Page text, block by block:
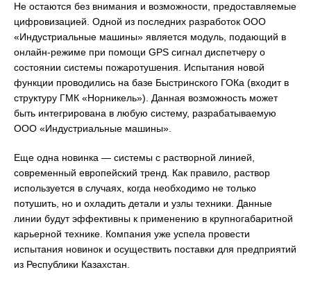
Не остаются без внимания и возможности, предоставляемые
цифровизацией. Одной из последних разработок ООО
«Индустриальные машины» является модуль, подающий в
онлайн-режиме при помощи GPS сигнал диспетчеру о
состоянии системы пожаротушения. Испытания новой
функции проводились на базе Быстринского ГОКа (входит в
структуру ГМК «Норникель»). Данная возможность может
быть интегрирована в любую систему, разрабатываемую
ООО «Индустриальные машины».
Еще одна новинка — системы с растворной линией,
современный европейский тренд. Как правило, раствор
используется в случаях, когда необходимо не только
потушить, но и охладить детали и узлы техники. Данные
линии будут эффективны к применению в крупногабаритной
карьерной технике. Компания уже успела провести
испытания новинок и осуществить поставки для предприятий
из Республики Казахстан.